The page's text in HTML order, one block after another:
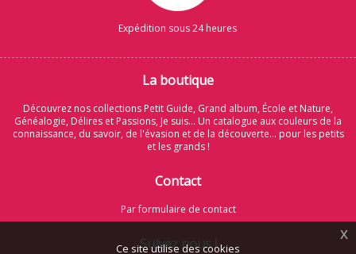
Ce site utilise des cookies
x
Expédition sous 24 heures
La boutique
Découvrez nos collections Petit Guide, Grand album, École et Nature,
Généalogie, Délires et Passions, Je suis... Un catalogue aux couleurs de la
connaissance, du savoir, de l'évasion et de la découverte... pour les petits
et les grands !
Contact
Par formulaire de contact
Suivez nous !